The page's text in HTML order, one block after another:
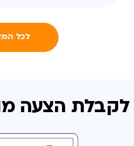
לכל
לקבלת הצעה